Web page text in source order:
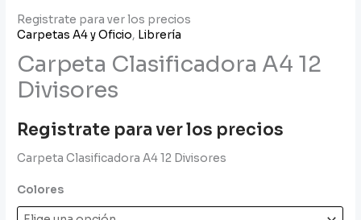
Registrate para ver los precios
Carpetas A4 y Oficio, Librería
Carpeta Clasificadora A4 12
Divisores
Registrate para ver los precios
Carpeta Clasificadora A4 12 Divisores
Colores